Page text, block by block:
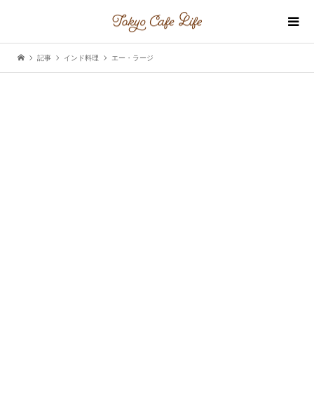
記事 インド料理 エー・ラージ